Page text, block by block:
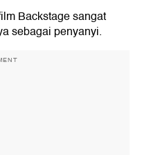
Backstage sangat
sebagai penyanyi.